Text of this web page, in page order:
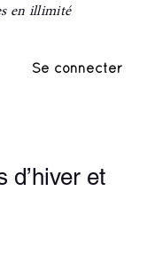
en illimité
Se connecter
d’hiver et